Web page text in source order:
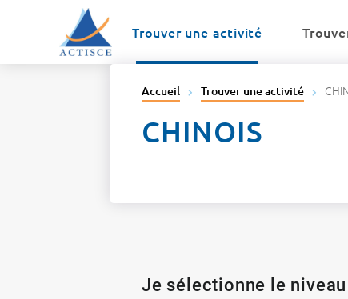
Trouver une activité
Accueil Trouver une activité
CHINOIS
Je sélectionne le